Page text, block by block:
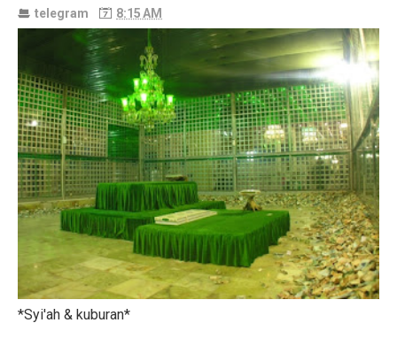
telegram 8:15 AM
*Syi'ah & kuburan*